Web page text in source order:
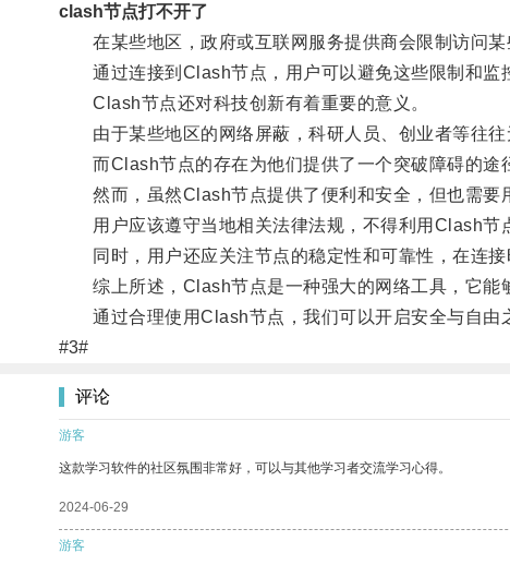
clash节点打不开了
在某些地区，政府或互联网服务提供商会限制访问某
通过连接到Clash节点，用户可以避免这些限制和监
Clash节点还对科技创新有着重要的意义。
由于某些地区的网络屏蔽，科研人员、创业者等往往
而Clash节点的存在为他们提供了一个突破障碍的途
然而，虽然Clash节点提供了便利和安全，但也需要
用户应该遵守当地相关法律法规，不得利用Clash节
同时，用户还应关注节点的稳定性和可靠性，在连接
综上所述，Clash节点是一种强大的网络工具，它能
通过合理使用Clash节点，我们可以开启安全与自由
#3#
评论
游客
这款学习软件的社区氛围非常好，可以与其他学习者交流学习心得。
2024-06-29
游客